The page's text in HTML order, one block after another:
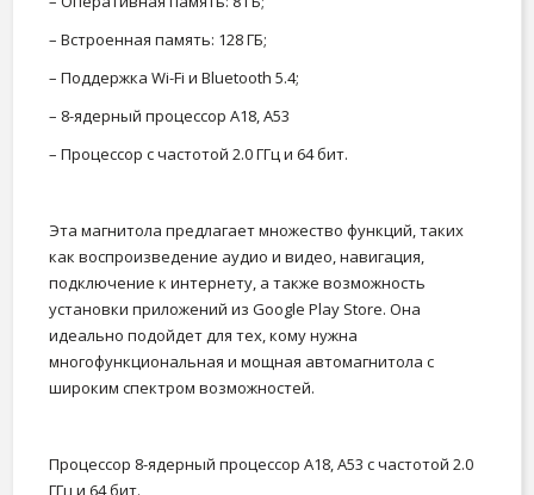
– Встроенная память: 128 ГБ;
– Поддержка Wi-Fi и Bluetooth 5.4;
– 8-ядерный процессор A18, A53
– Процессор с частотой 2.0 ГГц и 64 бит.
Эта магнитола предлагает множество функций, таких
как воспроизведение аудио и видео, навигация,
подключение к интернету, а также возможность
установки приложений из Google Play Store. Она
идеально подойдет для тех, кому нужна
многофункциональная и мощная автомагнитола с
широким спектром возможностей.
Процессор 8-ядерный процессор A18, A53 с частотой 2.0
ГГц и 64 бит.